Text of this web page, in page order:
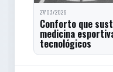
27/03/2026
Conforto que
medicina
tecnológicos
Comentarios do